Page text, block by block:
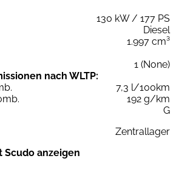
130 kW / 177 PS
Diesel
1.997 cm³
1 (None)
nach WLTP:
7,3 l/100km
192 g/km
G
Zentrallager
Scudo anzeigen